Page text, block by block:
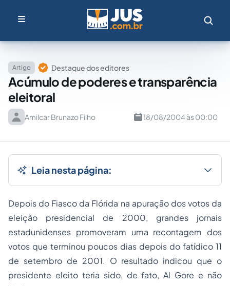
Artigo Destaque dos editores
Acúmulo de poderes e transparência
eleitoral
Amilcar Brunazo Filho 18/08/2004 às 00:00
Leia nesta página:
Depois do Fiasco da Flórida na apuração dos votos da
eleição presidencial de 2000, grandes jornais
estadunidenses promoveram uma recontagem dos
votos que terminou poucos dias depois do fatídico 11
de setembro de 2001. O resultado indicou que o
presidente eleito teria sido, de fato, Al Gore e não